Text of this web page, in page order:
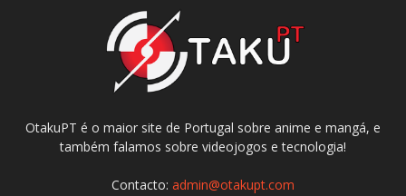
OtakuPT é o maior site de Portugal sobre anime e mangá, e
também falamos sobre videojogos e tecnologia!
Contacto: admin@otakupt.com